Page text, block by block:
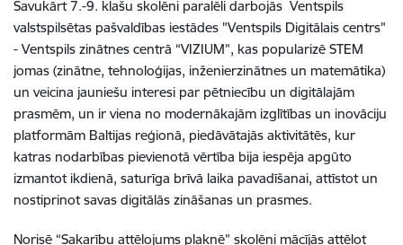
Savukārt 7.-9. klašu skolēni paralēli darbojās Ventspils
valstspilsētas pašvaldības iestādes "Ventspils Digitālais centrs"
- Ventspils zinātnes centrā “VIZIUM”, kas popularizē STEM
jomas (zinātne, tehnoloģijas, inženierzinātnes un matemātika)
un veicina jauniešu interesi par pētniecību un digitālajām
prasmēm, un ir viena no modernākajām izglītības un inovāciju
platformām Baltijas reģionā, piedāvātajās aktivitātēs, kur
katras nodarbības pievienotā vērtība bija iespēja apgūto
izmantot ikdienā, saturīga brīvā laika pavadīšanai, attīstot un
nostiprinot savas digitālās zināšanas un prasmes.
Norisē “Sakarību attēlojums plaknē” skolēni mācījās attēlot